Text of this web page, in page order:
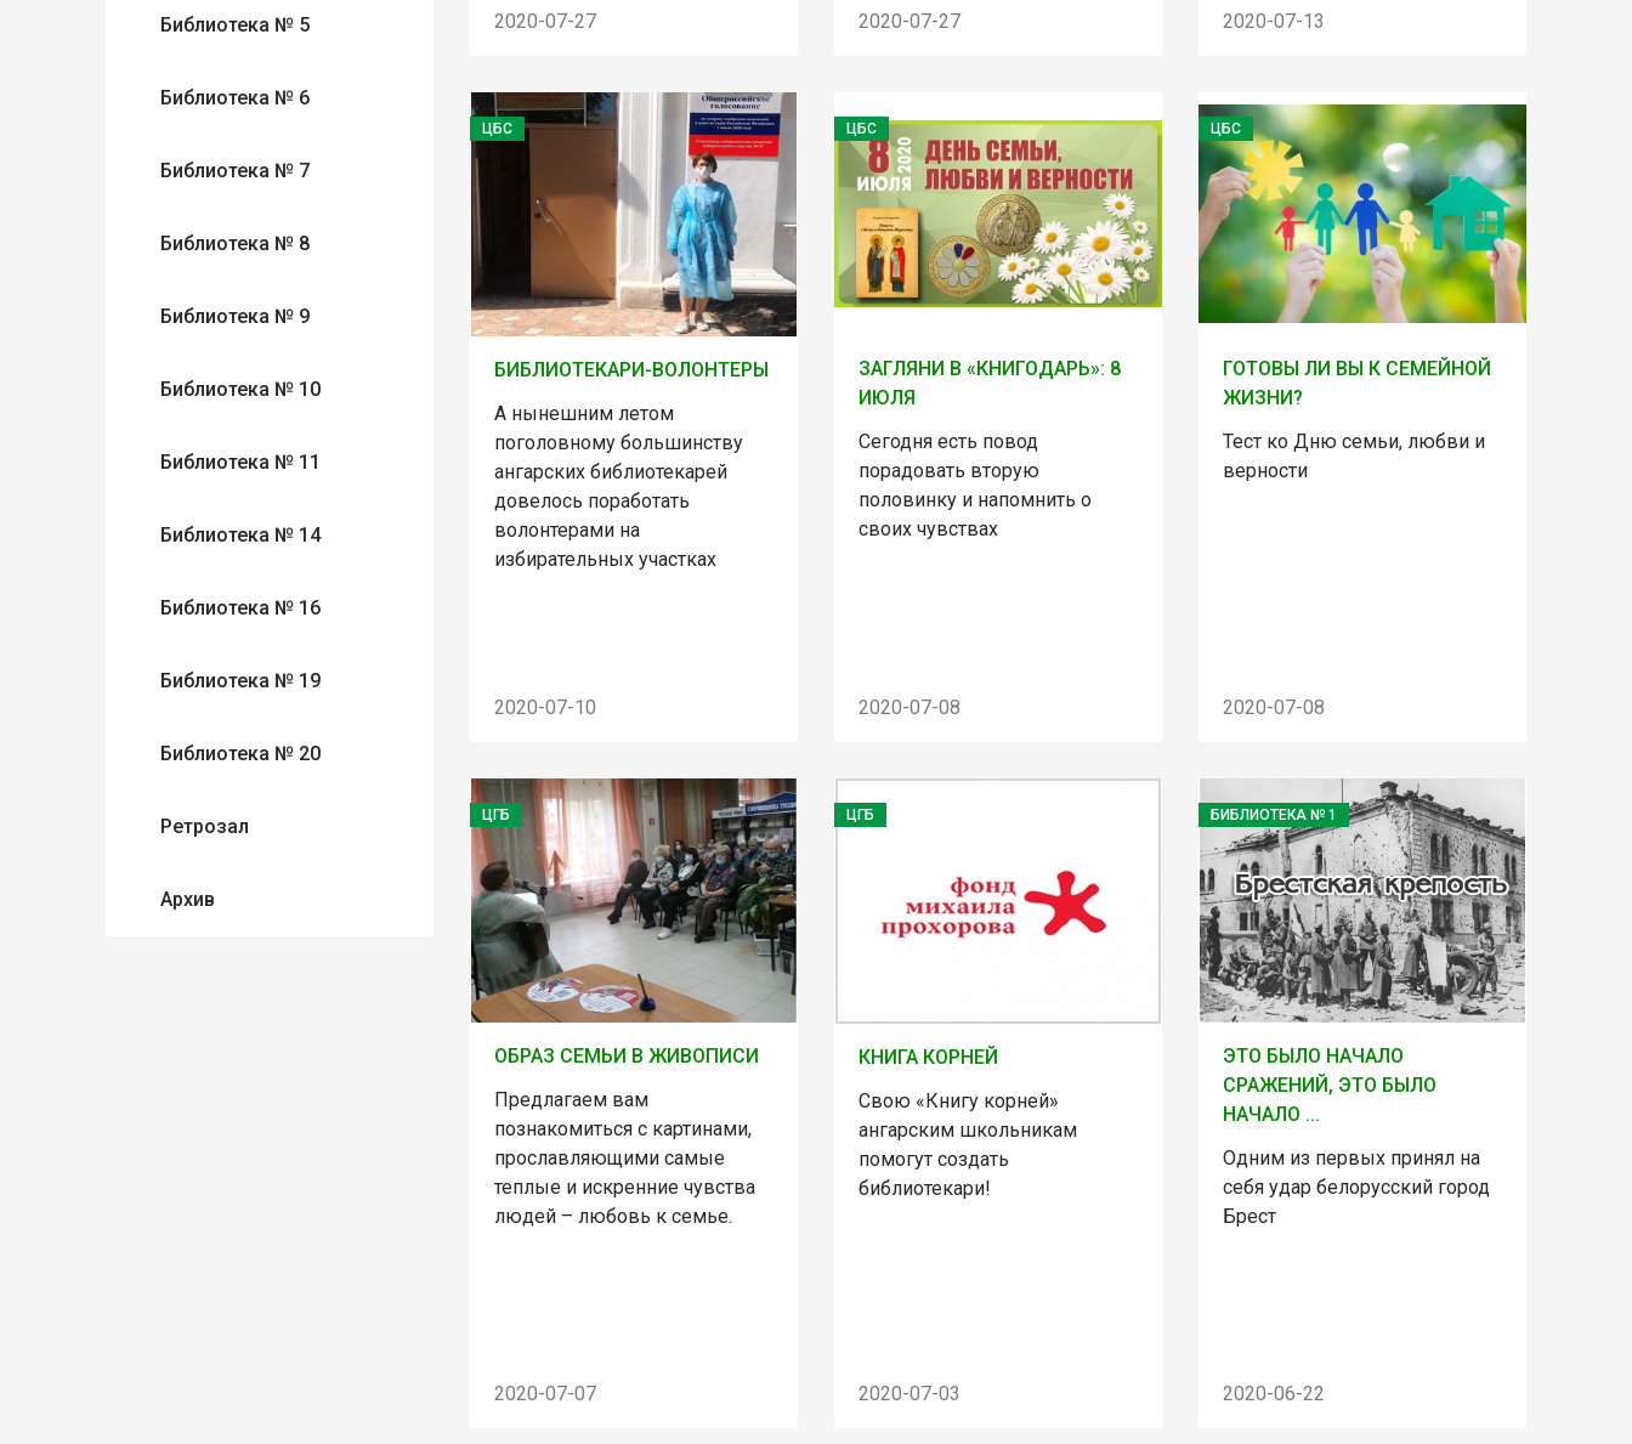
Библиотека № 5
Библиотека № 6
Библиотека № 7
Библиотека № 8
Библиотека № 9
Библиотека № 10
Библиотека № 11
Библиотека № 14
Библиотека № 16
Библиотека № 19
Библиотека № 20
Ретрозал
Архив
2020-07-27 2020-07-27 2020-07-13
ЦБС
БИБЛИОТЕКАРИ-ВОЛОНТЕРЫ
А нынешним летом
поголовному большинству
ангарских библиотекарей
довелось поработать
волонтерами на
избирательных участках
2020-07-10
ЦБС
ЗАГЛЯНИ В «КНИГОДАРЬ»: 8
ИЮЛЯ
Сегодня есть повод
порадовать вторую
половинку и напомнить о
своих чувствах
2020-07-08
ЦБС
ГОТОВЫ ЛИ ВЫ К СЕМЕЙНОЙ
ЖИЗНИ?
Тест ко Дню семьи, любви и
верности
2020-07-08
ЦГБ
ОБРАЗ СЕМЬИ В ЖИВОПИСИ
Предлагаем вам
познакомиться с картинами,
прославляющими самые
теплые и искренние чувства
людей – любовь к семье.
2020-07-07
ЦГБ
КНИГА КОРНЕЙ
Свою «Книгу корней»
ангарским школьникам
помогут создать
библиотекари!
2020-07-03
БИБЛИОТЕКА № 1
ЭТО БЫЛО НАЧАЛО
СРАЖЕНИЙ, ЭТО БЫЛО
НАЧАЛО ...
Одним из первых принял на
себя удар белорусский город
Брест
2020-06-22